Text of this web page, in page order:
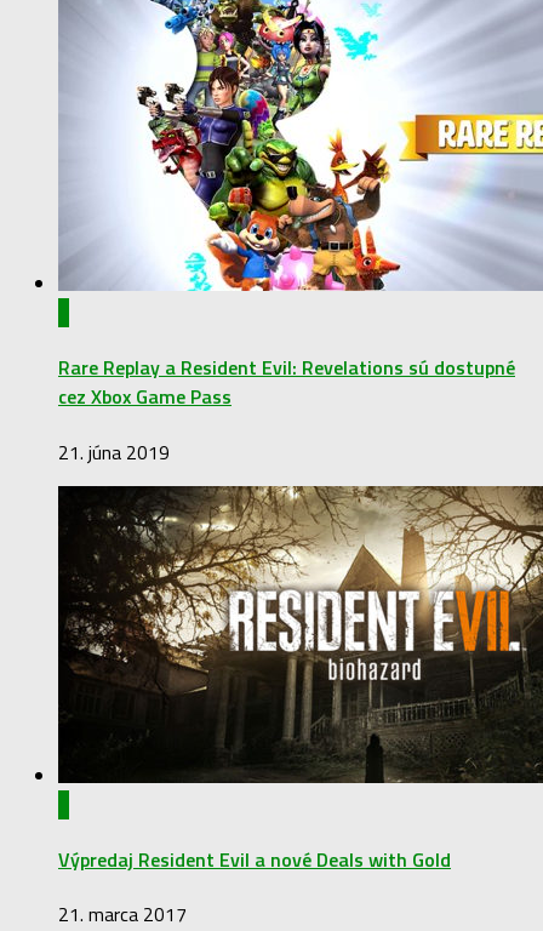
Rare Replay a Resident Evil: Revelations sú dostupné
cez Xbox Game Pass
21. júna 2019
Výpredaj Resident Evil a nové Deals with Gold
21. marca 2017